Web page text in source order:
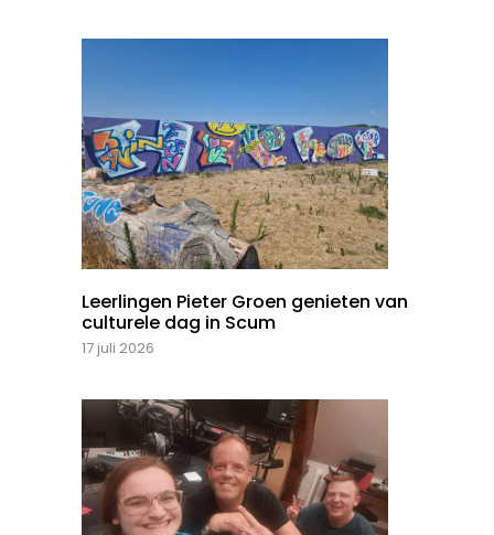
Leerlingen Pieter Groen genieten van
culturele dag in Scum
17 juli 2026